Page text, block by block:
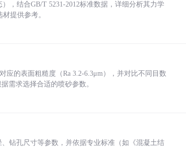
，结合GB/T 5231-2012标准数据，详细分析其力学
提供参考。
应的表面粗糙度（Ra 3.2-6.3μm），并对比不同目数
需求选择合适的喷砂参数。
钻孔尺寸等参数，并依据专业标准（如《混凝土结